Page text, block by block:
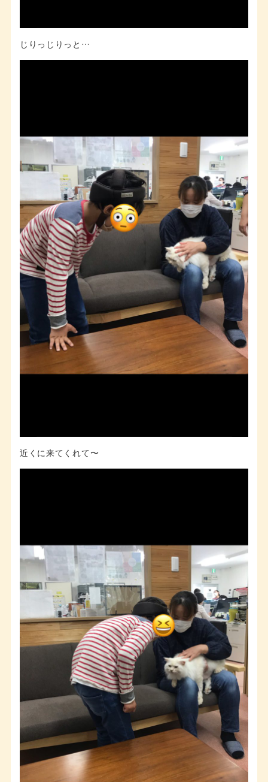
じりっじりっと…
近くに来てくれて〜